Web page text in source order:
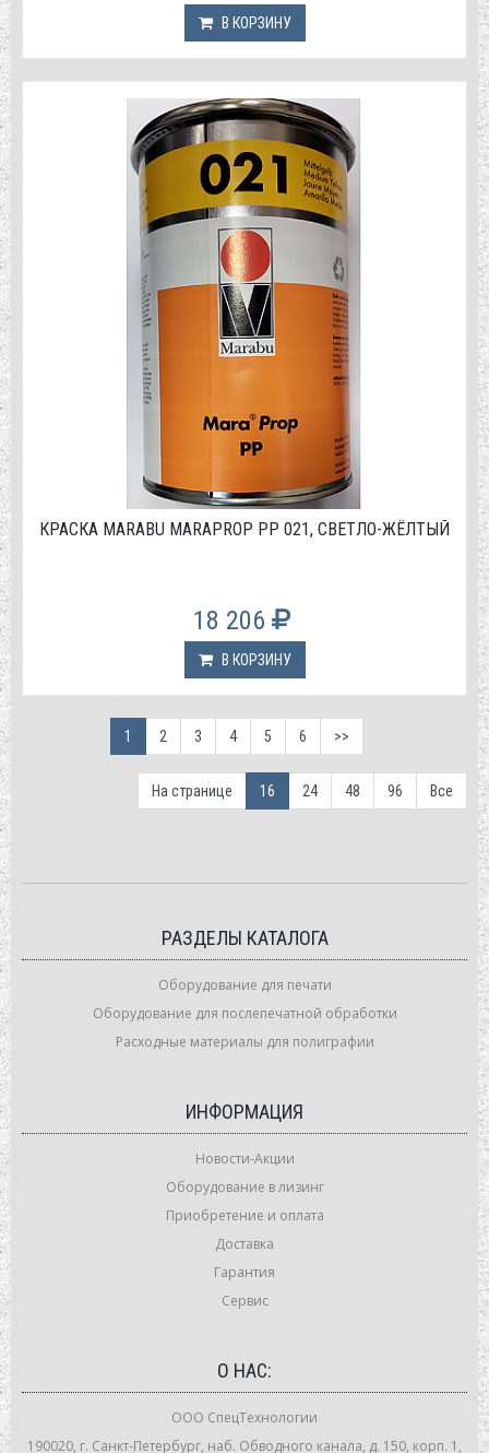
В КОРЗИНУ
КРАСКА MARABU MARAPROP PP 021, СВЕТЛО-ЖЁЛТЫЙ
18 206
В КОРЗИНУ
1 2 3 4 5 6 >>
На странице 16 24 48 96 Все
РАЗДЕЛЫ КАТАЛОГА
Оборудование для печати
Оборудование для послепечатной обработки
Расходные материалы для полиграфии
ИНФОРМАЦИЯ
Новости-Акции
Оборудование в лизинг
Приобретение и оплата
Доставка
Гарантия
Сервис
О НАС:
ООО СпецТехнологии
190020, г. Санкт-Петербург, наб. Обводного канала, д. 150, корп. 1,